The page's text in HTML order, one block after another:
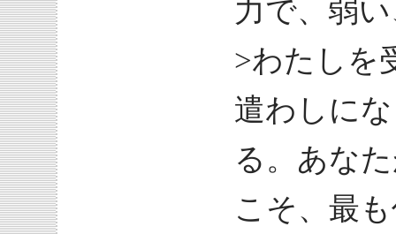
力で、弱
>わたしを
遣わしに
る。あな
こそ、最